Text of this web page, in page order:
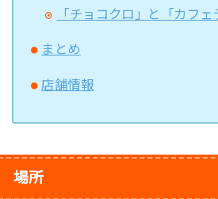
「チョコクロ」と「カフェ
まとめ
店舗情報
場所